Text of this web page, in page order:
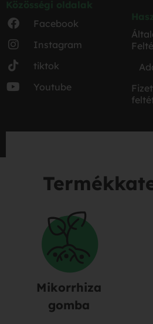
Facebook
Instagram
tiktok
Youtube
Mikorrhiza
gomba